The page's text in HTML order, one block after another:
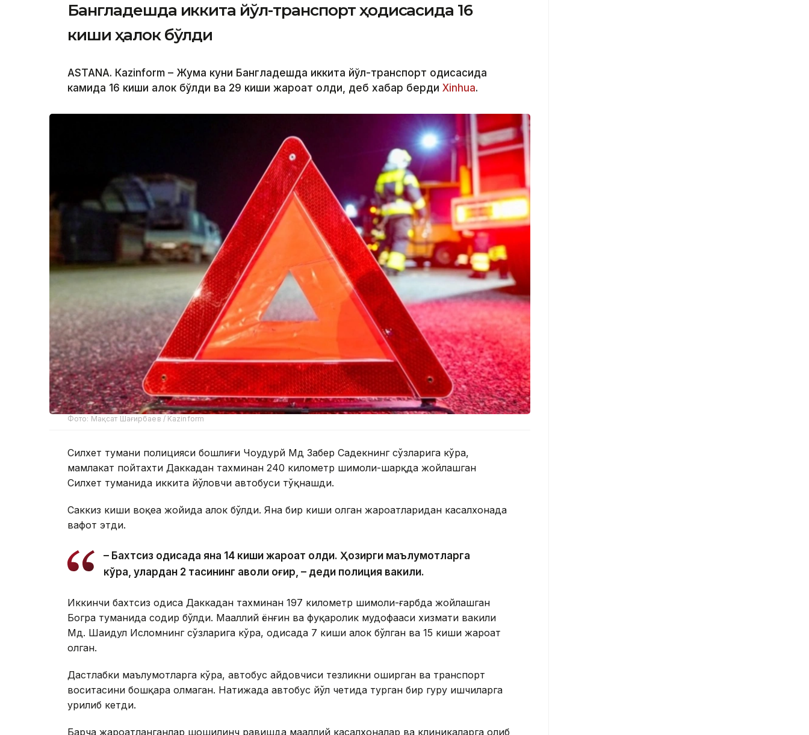
Бангладешда иккита йўл-транспорт ҳодисасида 16
киши ҳалок бўлди
ASTANА. Кazinform – Жума куни Бангладешда иккита йўл-транспорт ҳодисасида
камида 16 киши ҳалок бўлди ва 29 киши жароҳат олди, деб хабар берди Xinhua.
Фото: Мақсат Шағирбаев / Kazinform
Силхет тумани полицияси бошлиғи Чоудҳурй Мд Забер Садекнинг сўзларига кўра,
мамлакат пойтахти Даккадан тахминан 240 километр шимоли-шарқда жойлашган
Силхет туманида иккита йўловчи автобуси тўқнашди.
Саккиз киши воқеа жойида ҳалок бўлди. Яна бир киши олган жароҳатларидан касалхонада
вафот этди.
– Бахтсиз ҳодисада яна 14 киши жароҳат олди. Ҳозирги маълумотларга
кўра, улардан 2 тасининг аҳволи оғир, – деди полиция вакили.
Иккинчи бахтсиз ҳодиса Даккадан тахминан 197 километр шимоли-ғарбда жойлашган
Богра туманида содир бўлди. Маҳаллий ёнғин ва фуқаролик мудофааси хизмати вакили
Мд. Шаҳидул Исломнинг сўзларига кўра, ҳодисада 7 киши ҳалок бўлган ва 15 киши жароҳат
олган.
Дастлабки маълумотларга кўра, автобус ҳайдовчиси тезликни оширган ва транспорт
воситасини бошқара олмаган. Натижада автобус йўл четида турган бир гуруҳ ишчиларга
урилиб кетди.
Барча жароҳатланганлар шошилинч равишда маҳаллий касалхоналар ва клиникаларга олиб